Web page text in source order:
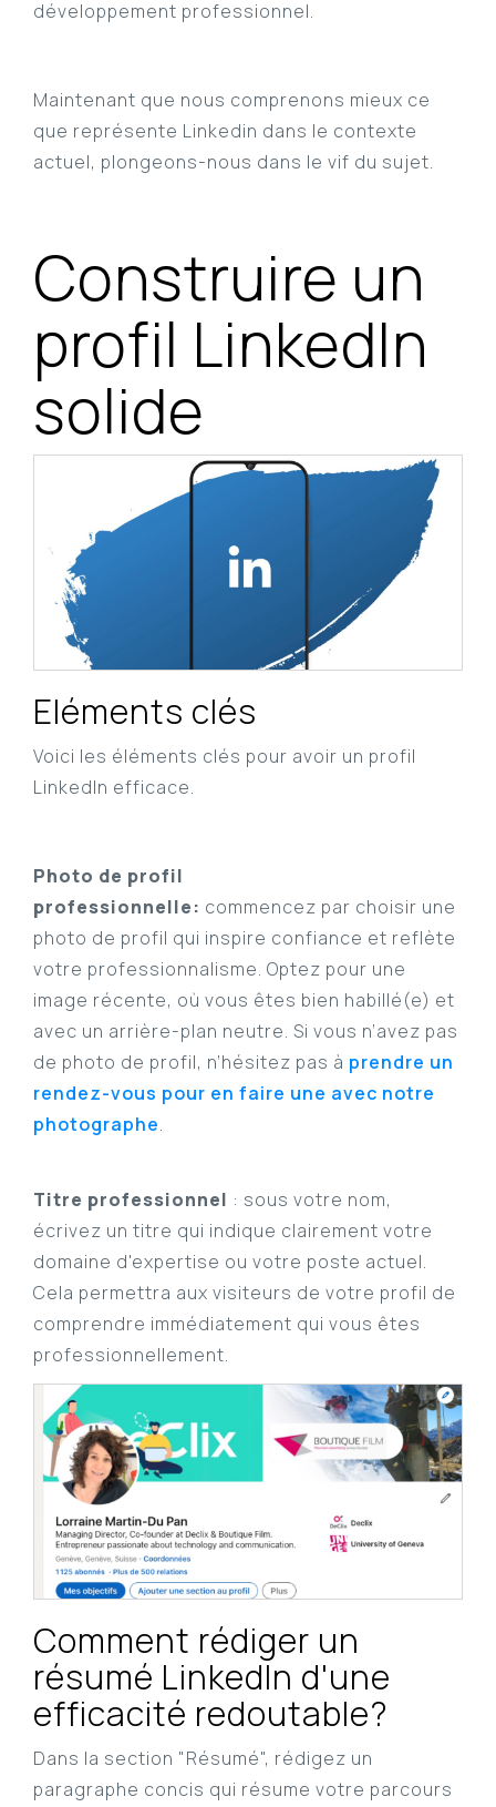
développement professionnel.
Maintenant que nous comprenons mieux ce
que représente Linkedin dans le contexte
actuel, plongeons-nous dans le vif du sujet.
Construire un
profil LinkedIn
solide
Eléments clés
Voici les éléments clés pour avoir un profil
LinkedIn efficace.
Photo de profil
professionnelle: commencez par choisir une
photo de profil qui inspire confiance et reflète
votre professionnalisme. Optez pour une
image récente, où vous êtes bien habillé(e) et
avec un arrière-plan neutre. Si vous n’avez pas
de photo de profil, n’hésitez pas à prendre un
rendez-vous pour en faire une avec notre
photographe.
Titre professionnel : sous votre nom,
écrivez un titre qui indique clairement votre
domaine d'expertise ou votre poste actuel.
Cela permettra aux visiteurs de votre profil de
comprendre immédiatement qui vous êtes
professionnellement.
Comment rédiger un
résumé LinkedIn d'une
efficacité redoutable?
Dans la section "Résumé", rédigez un
paragraphe concis qui résume votre parcours